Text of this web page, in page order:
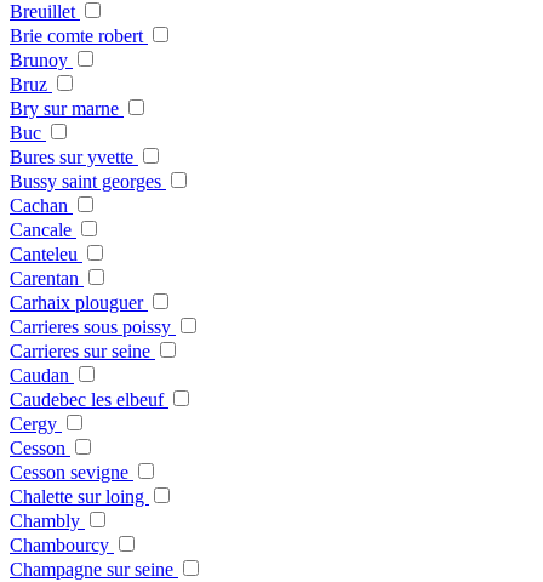
Breuillet
Brie comte robert
Brunoy
Bruz
Bry sur marne
Buc
Bures sur yvette
Bussy saint georges
Cachan
Cancale
Canteleu
Carentan
Carhaix plouguer
Carrieres sous poissy
Carrieres sur seine
Caudan
Caudebec les elbeuf
Cergy
Cesson
Cesson sevigne
Chalette sur loing
Chambly
Chambourcy
Champagne sur seine